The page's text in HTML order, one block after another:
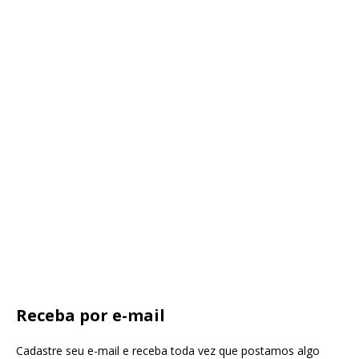
Receba por e-mail
Cadastre seu e-mail e receba toda vez que postamos algo